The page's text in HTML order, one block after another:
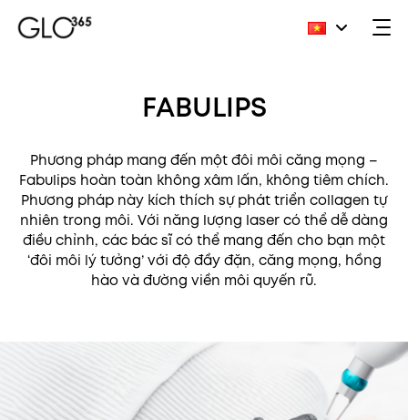
FABULIPS
Phương pháp mang đến một đôi môi căng mọng –
Fabulips hoàn toàn không xâm lấn, không tiêm chích.
Phương pháp này kích thích sự phát triển collagen tự
nhiên trong môi. Với năng lượng laser có thể dễ dàng
điều chỉnh, các bác sĩ có thể mang đến cho bạn một
‘đôi môi lý tưởng’ với độ đầy đặn, căng mọng, hồng
hào và đường viền môi quyến rũ.